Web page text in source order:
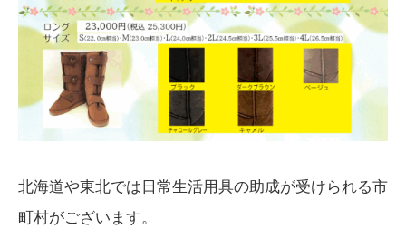
北海道や東北では日常生活用具の助成が受けられる市
町村がございます。